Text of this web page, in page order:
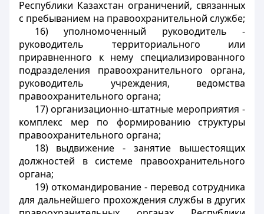
Республики Казахстан ограничений, связанных
с пребыванием на правоохранительной службе;
16) уполномоченный руководитель -
руководитель территориального или
приравненного к нему специализированного
подразделения правоохранительного органа,
руководитель учреждения, ведомства
правоохранительного органа;
17) организационно-штатные мероприятия -
комплекс мер по формированию структуры
правоохранительного органа;
18) выдвижение - занятие вышестоящих
должностей в системе правоохранительного
органа;
19) откомандирование - перевод сотрудника
для дальнейшего прохождения службы в других